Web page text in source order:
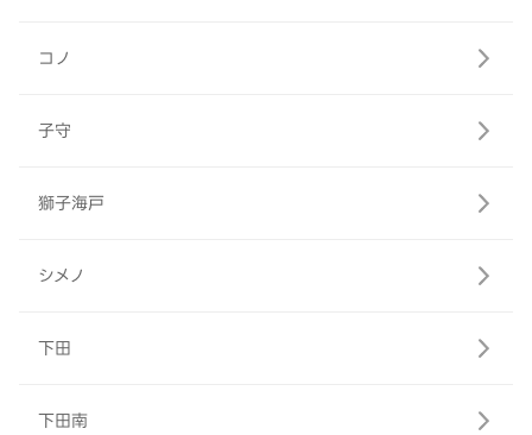
コノ
子守
獅子海戸
シメノ
下田
下田南